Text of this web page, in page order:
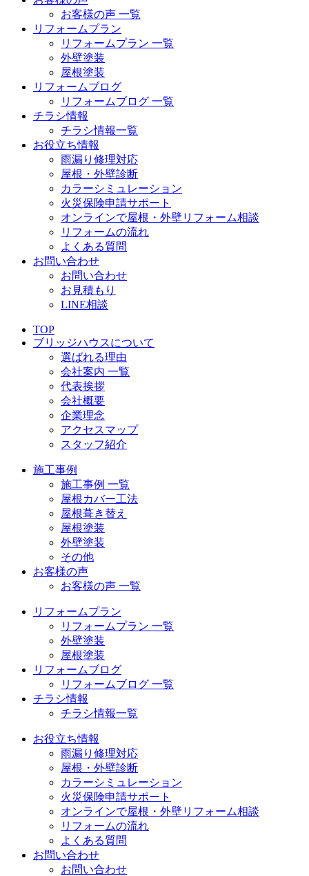
お客様の声 一覧
リフォームプラン
リフォームプラン 一覧
外壁塗装
屋根塗装
リフォームブログ
リフォームブログ 一覧
チラシ情報
チラシ情報一覧
お役立ち情報
雨漏り修理対応
屋根・外壁診断
カラーシミュレーション
火災保険申請サポート
オンラインで屋根・外壁リフォーム相談
リフォームの流れ
よくある質問
お問い合わせ
お問い合わせ
お見積もり
LINE相談
TOP
ブリッジハウスについて
選ばれる理由
会社案内 一覧
代表挨拶
会社概要
企業理念
アクセスマップ
スタッフ紹介
施工事例
施工事例 一覧
屋根カバー工法
屋根葺き替え
屋根塗装
外壁塗装
その他
お客様の声
お客様の声 一覧
リフォームプラン
リフォームプラン 一覧
外壁塗装
屋根塗装
リフォームブログ
リフォームブログ 一覧
チラシ情報
チラシ情報一覧
お役立ち情報
雨漏り修理対応
屋根・外壁診断
カラーシミュレーション
火災保険申請サポート
オンラインで屋根・外壁リフォーム相談
リフォームの流れ
よくある質問
お問い合わせ
お問い合わせ